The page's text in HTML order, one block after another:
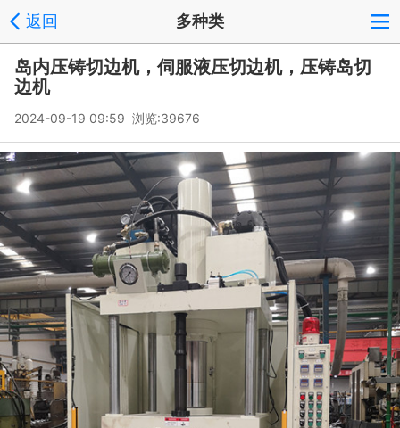
返回 多种类
岛内压铸切边机，伺服液压切边机，压铸岛切
边机
2024-09-19 09:59 浏览:39676